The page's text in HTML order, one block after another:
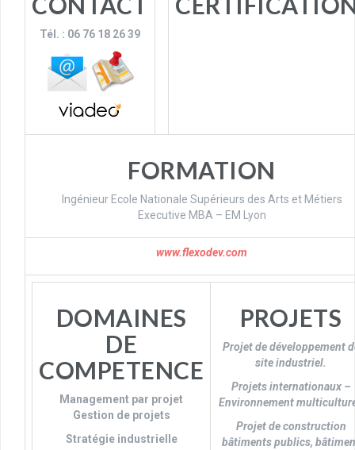
Tél. : 06 76 18 26 39
FORMATION
Ingénieur Ecole Nationale Supérieurs des Arts et Métiers
Executive MBA – EM Lyon
www.flexodev.com
DOMAINES
DE
COMPETENCE
Management par projet
Gestion de projets
Stratégie industrielle
PROJETS
Projet de développement
site industriel.
Projets internationaux –
Environnement
Projet de construction
bâtiments publics,